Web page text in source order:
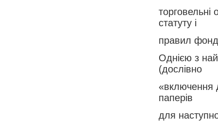
торговельні
статуту і
правил
Однією з
(дослівно
«включення
паперів
для